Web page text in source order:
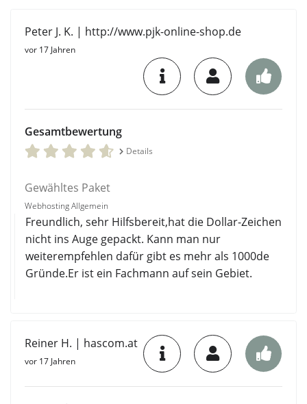
Peter J. K. | http://www.pjk-online-shop.de
vor 17 Jahren
Gesamtbewertung
Details
Gewähltes Paket
Webhosting Allgemein
Freundlich, sehr Hilfsbereit,hat die Dollar-Zeichen
nicht ins Auge gepackt. Kann man nur
weiterempfehlen dafür gibt es mehr als 1000de
Gründe.Er ist ein Fachmann auf sein Gebiet.
Reiner H. | hascom.at
vor 17 Jahren